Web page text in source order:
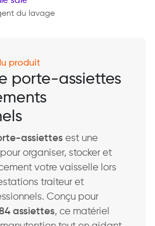
du lavage
produit
porte-assiettes
assiettes est une
organiser, stocker et
votre vaisselle lors
traiteur et
Conçu pour
assiettes, ce matériel